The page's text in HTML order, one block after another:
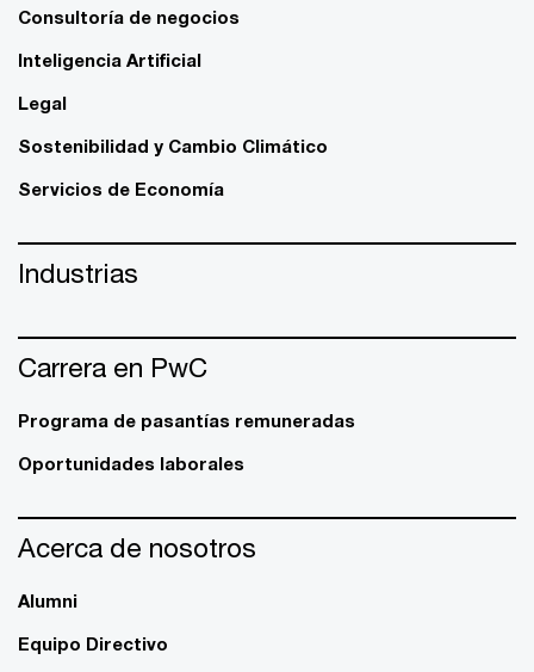
Consultoría de negocios
Inteligencia Artificial
Legal
Sostenibilidad y Cambio Climático
Servicios de Economía
Industrias
Carrera en PwC
Programa de pasantías remuneradas
Oportunidades laborales
Acerca de nosotros
Alumni
Equipo Directivo